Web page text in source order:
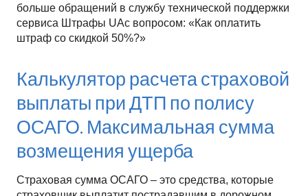
больше обращений в службу технической поддержки
сервиса Штрафы UAс вопросом: «Как оплатить
штраф со скидкой 50%?»
Калькулятор расчета страховой
выплаты при ДТП по полису
ОСАГО. Максимальная сумма
возмещения ущерба
Страховая сумма ОСАГО – это средства, которые